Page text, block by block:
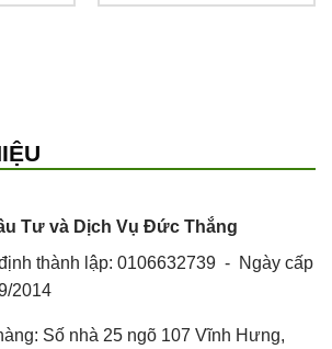
Tư và Dịch Vụ Đức Thắng
thành lập: 0106632739 - Ngày cấp
2014
Số nhà 25 ngõ 107 Vĩnh Hưng,